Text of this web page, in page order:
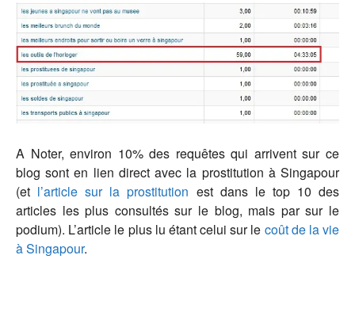
A Noter, environ 10% des requêtes qui arrivent sur ce
blog sont en lien direct avec la prostitution à Singapour
(et l’article sur la prostitution est dans le top 10 des
articles les plus consultés sur le blog, mais par sur le
podium). L’article le plus lu étant celui sur le coût de la vie
à Singapour.